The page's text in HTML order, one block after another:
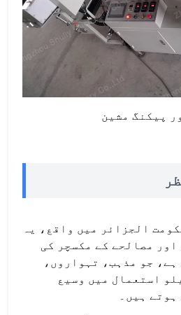
پیکنگ مشین
الجزائر میں واقع، یہ
مصالحے کے مکسچر کی
جو مذہب، تہواروں،
استعمال میں وسیع
ہیں۔